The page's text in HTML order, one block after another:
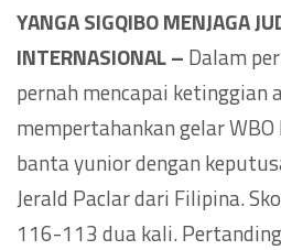
YANGA SIGQIBO MENJAGA
INTERNASIONAL – Dalam
pernah mencapai ketinggian
mempertahankan gelar
banta yunior dengan
Jerald Paclar dari Filipina.
116-113 dua kali.